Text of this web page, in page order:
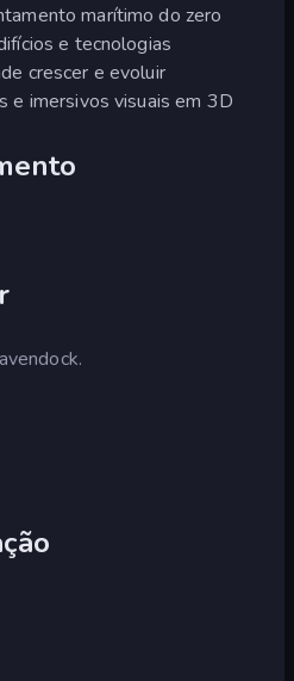
marítimo do zero
e tecnologias
crescer e evoluir
e imersivos visuais em 3D